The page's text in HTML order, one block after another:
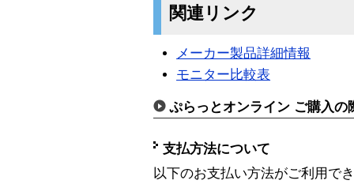
関連リンク
メーカー製品詳細情報
モニター比較表
ぷらっとオンライン ご購入の
支払方法について
以下のお支払い方法がご利用で